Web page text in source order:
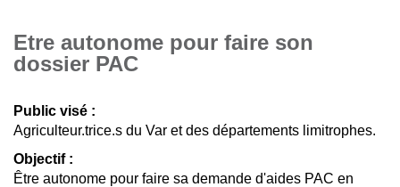
Etre autonome pour faire son
dossier PAC
Public visé :
Agriculteur.trice.s du Var et des départements limitrophes.
Objectif :
Être autonome pour faire sa demande d'aides PAC en